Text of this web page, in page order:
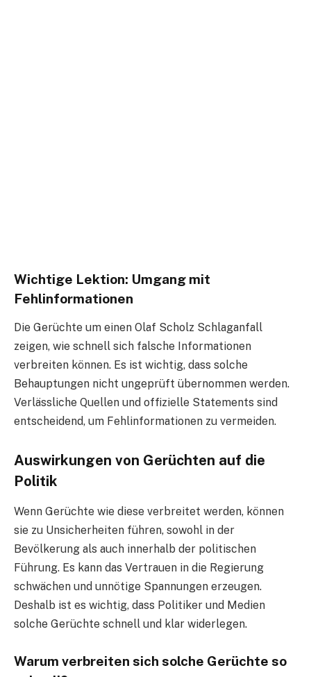
Wichtige Lektion: Umgang mit
Fehlinformationen
Die Gerüchte um einen Olaf Scholz Schlaganfall
zeigen, wie schnell sich falsche Informationen
verbreiten können. Es ist wichtig, dass solche
Behauptungen nicht ungeprüft übernommen werden.
Verlässliche Quellen und offizielle Statements sind
entscheidend, um Fehlinformationen zu vermeiden.
Auswirkungen von Gerüchten auf die
Politik
Wenn Gerüchte wie diese verbreitet werden, können
sie zu Unsicherheiten führen, sowohl in der
Bevölkerung als auch innerhalb der politischen
Führung. Es kann das Vertrauen in die Regierung
schwächen und unnötige Spannungen erzeugen.
Deshalb ist es wichtig, dass Politiker und Medien
solche Gerüchte schnell und klar widerlegen.
Warum verbreiten sich solche Gerüchte so